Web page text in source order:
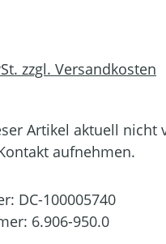
zzgl. Versandkosten
Artikel aktuell nicht
aufnehmen.
DC-100005740
6.906-950.0